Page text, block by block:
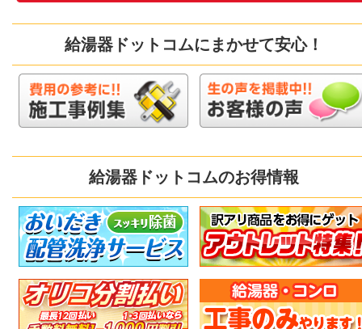
給湯器ドットコムにまかせて安心！
給湯器ドットコムのお得情報